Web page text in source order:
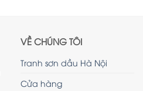
VỀ CHÚNG TÔI
Tranh sơn dầu Hà Nội
Cửa hàng